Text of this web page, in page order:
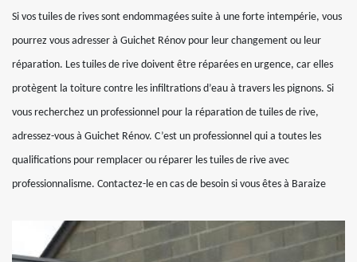
Si vos tuiles de rives sont endommagées suite à une forte intempérie, vous
pourrez vous adresser à Guichet Rénov pour leur changement ou leur
réparation. Les tuiles de rive doivent être réparées en urgence, car elles
protègent la toiture contre les infiltrations d’eau à travers les pignons. Si
vous recherchez un professionnel pour la réparation de tuiles de rive,
adressez-vous à Guichet Rénov. C’est un professionnel qui a toutes les
qualifications pour remplacer ou réparer les tuiles de rive avec
professionnalisme. Contactez-le en cas de besoin si vous êtes à Baraize